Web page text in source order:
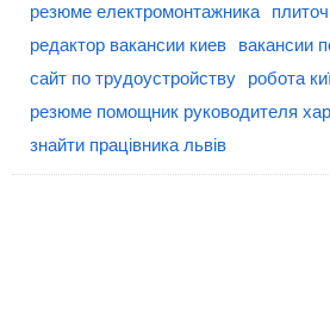
резюме електромонтажника
редактор вакансии киев
вакансии
сайт по трудоустройству
робота
резюме помощник руководителя
знайти працівника львів